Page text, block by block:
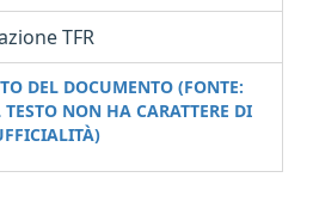
TFR
DEL DOCUMENTO (FONTE:
NON HA CARATTERE DI